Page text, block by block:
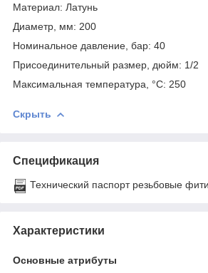
Материал: Латунь
Диаметр, мм: 200
Номинальное давление, бар: 40
Присоединительный размер, дюйм: 1/2
Максимальная температура, °С: 250
Скрыть
Спецификация
Технический паспорт резьбовые
Характеристики
Основные атрибуты